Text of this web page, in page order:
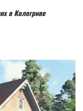
в Кологриве